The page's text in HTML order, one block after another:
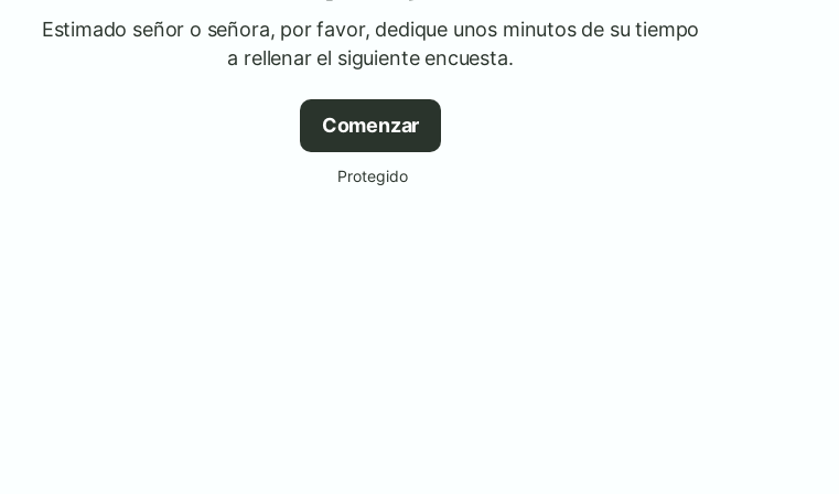
Estimado señor o señora, por favor, dedique unos minutos de su tiempo
a rellenar el siguiente encuesta.
Comenzar
Protegido